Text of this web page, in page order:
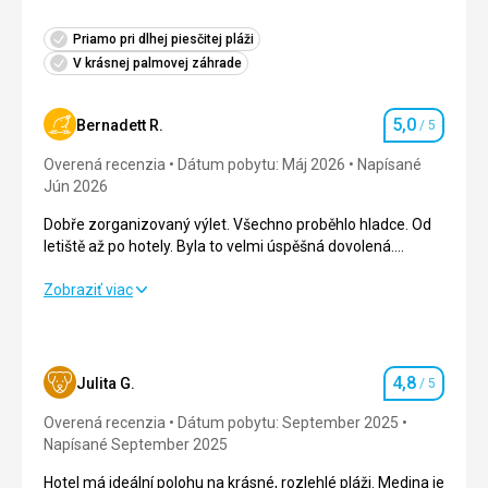
Priamo pri dlhej piesčitej pláži
V krásnej palmovej záhrade
Bernadett R. Hodnotenie
5,0 / 5
Overená recenzia Dátum pobytu: Máj 2026
Napísané
Jún 2026
Dobře zorganizovaný výlet. Všechno proběhlo hladce. Od
letiště až po hotely. Byla to velmi úspěšná dovolená.
Dobře zorganizovaný výlet. Všechno proběhlo hladce. Od
Strava 5,0/ 5
Ubytovanie 5,0
Zobraziť viac
Julita G. Hodnotenie
4,8 / 5
Overená recenzia
Dátum pobytu: September 2025
Napísané September 2025
Hotel má ideální polohu na krásné, rozlehlé pláži. Medina je